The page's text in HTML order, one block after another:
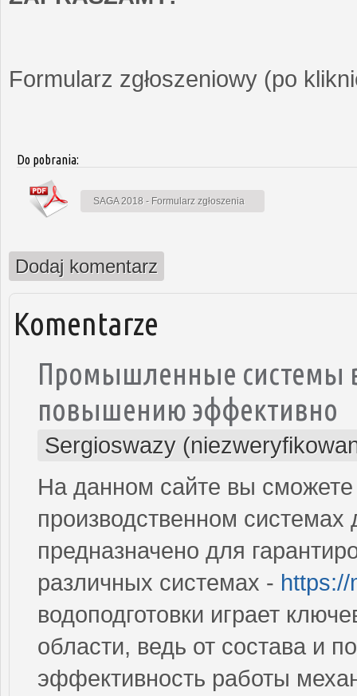
Formularz zgłoszeniowy (po
Do pobrania:
SAGA 2018 - Formularz zgłoszenia
Dodaj komentarz
Komentarze
Промышленные системы
повышению эффективно
Sergioswazy
На данном сайте вы
производственном системах
предназначено для
различных системах -
водоподготовки играет
области, ведь от состава и
эффективность работы